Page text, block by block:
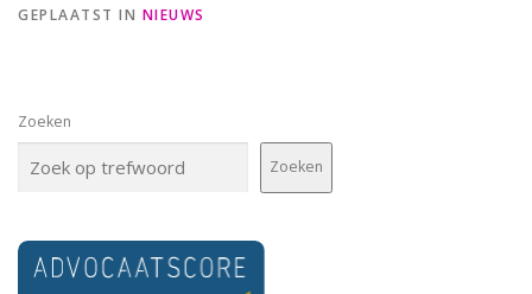
GEPLAATST IN NIEUWS
Zoeken
Zoeken